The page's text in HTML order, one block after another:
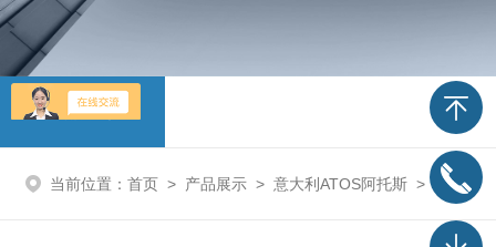
产品展示
当前位置： 首页 > 产品展示 > 意大利ATOS阿托斯 > 阿托斯ATOS电磁阀